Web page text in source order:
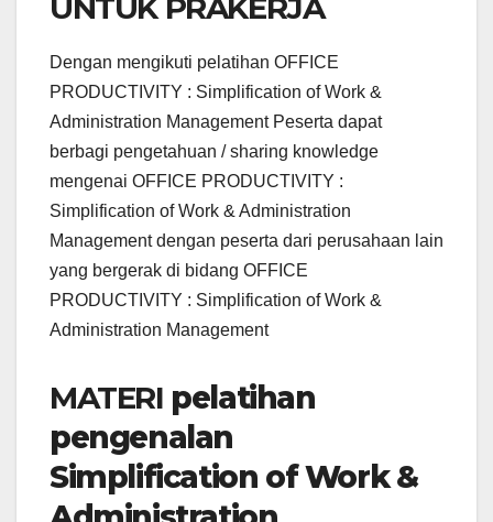
UNTUK PRAKERJA
Dengan mengikuti pelatihan OFFICE
PRODUCTIVITY : Simplification of Work &
Administration Management Peserta dapat
berbagi pengetahuan / sharing knowledge
mengenai OFFICE PRODUCTIVITY :
Simplification of Work & Administration
Management dengan peserta dari perusahaan lain
yang bergerak di bidang OFFICE
PRODUCTIVITY : Simplification of Work &
Administration Management
MATERI pelatihan
pengenalan
Simplification of Work &